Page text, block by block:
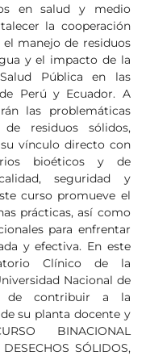
en salud y medio
la cooperación
manejo de residuos
y el impacto de la
Pública en las
Perú y Ecuador. A
las problemáticas
residuos sólidos,
vínculo directo con
bioéticos y de
seguridad y
curso promueve el
prácticas, así como
para enfrentar
y efectiva. En este
Clínico de la
Nacional de
de contribuir a la
su planta docente y
BINACIONAL
SÓLIDOS,